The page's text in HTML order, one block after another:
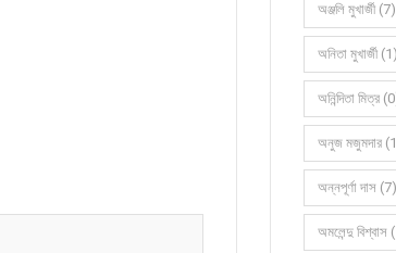
অঞ্জলি মুখার্জী (7)
অনিতা মুখার্জী (1)
অনিন্দিতা মিত্র
অনুজ মজুমদার
অন্নপূর্ণা দাস (7)
অমলেন্দু বিশ্বাস